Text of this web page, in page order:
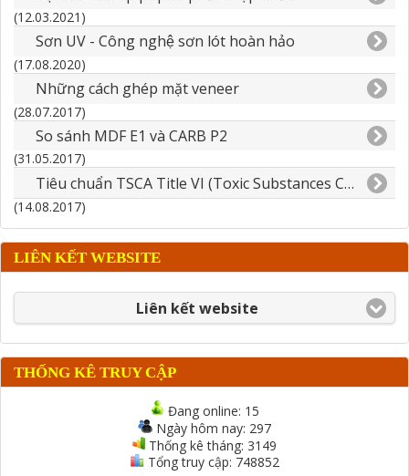
(12.03.2021)
Sơn UV - Công nghệ sơn lót hoàn hảo
(17.08.2020)
Những cách ghép mặt veneer
(28.07.2017)
So sánh MDF E1 và CARB P2
(31.05.2017)
Tiêu chuẩn TSCA Title VI (Toxic Substances Control Act)
(14.08.2017)
LIÊN KẾT WEBSITE
Liên kết website
THỐNG KÊ TRUY CẬP
Đang online: 15
Ngày hôm nay: 297
Thống kê tháng: 3149
Tổng truy cập: 748852